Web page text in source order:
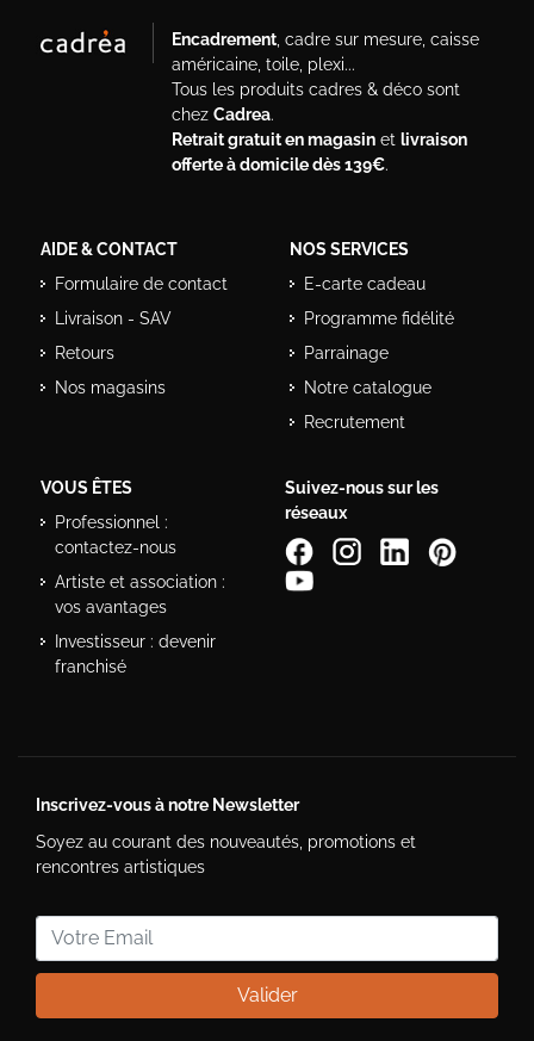
Encadrement, cadre sur mesure, caisse
américaine, toile, plexi...
Tous les produits cadres & déco sont
chez Cadrea.
Retrait gratuit en magasinet livraison
offerte à domicile dès 139€.
AIDE & CONTACT
Formulaire de contact
Livraison - SAV
Retours
Nos magasins
NOS SERVICES
E-carte cadeau
Programme fidélité
Parrainage
Notre catalogue
Recrutement
VOUS ÊTES
Professionnel :
contactez-nous
Artiste et association :
vos avantages
Investisseur : devenir
franchisé
Suivez-nous sur les
réseaux
Inscrivez-vous à notre Newsletter
Soyez au courant des nouveautés, promotions et
rencontres artistiques
Valider